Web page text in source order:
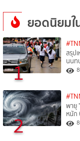
ยอดนิยม
1
สรุป
นนท
2
พายุ
หนัก